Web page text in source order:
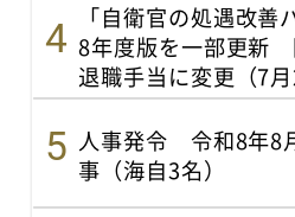
「自衛官の処遇改
8年度版を一部更新
退職手当に変更（7月
人事発令 令和8年8
事（海自3名）